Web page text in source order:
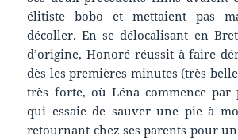
élitiste bobo et mettaient pas
décoller. En se délocalisant en
d’origine, Honoré réussit à faire
dès les premières minutes (très
très forte, où Léna commence
qui essaie de sauver une pie à
retournant chez ses parents pour